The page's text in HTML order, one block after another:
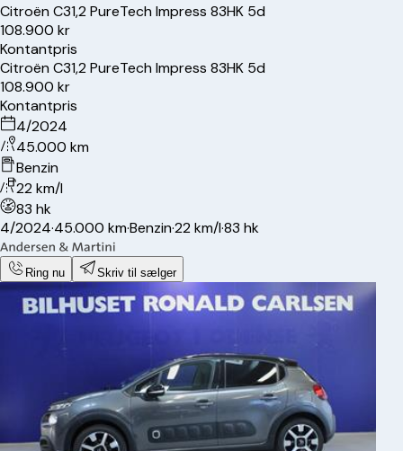
CitroënC31,2 PureTech Impress 83HK 5d
108.900 kr
Kontantpris
CitroënC31,2 PureTech Impress 83HK 5d
108.900 kr
Kontantpris
4/2024
45.000 km
Benzin
22 km/l
83 hk
4/2024·45.000 km·Benzin·22 km/l·83 hk
Ring nu Skriv til sælger